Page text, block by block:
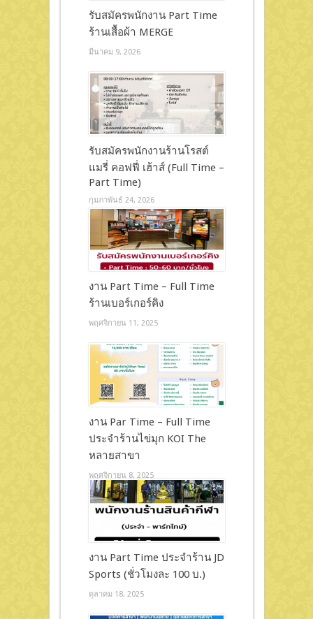
รับสมัครพนักงาน Part Time
ร้านเสื้อผ้า MERGE
มีนาคม 9, 2026
รับสมัครพนักงานร้านโรสต์
แมรี่ คอฟฟี่ เฮ้าส์ (Full Time –
Part Time)
กุมภาพันธ์ 24, 2026
งาน Part Time – Full Time
ร้านเบอร์เกอร์คิง
พฤศจิกายน 11, 2025
งาน Par Time – Full Time
ประจำร้านไข่มุก KOI The
หลายสาขา
พฤศจิกายน 8, 2025
งาน Part Time ประจำร้าน JD
Sports (ชั่วโมงละ 100 บ.)
ตุลาคม 18, 2025